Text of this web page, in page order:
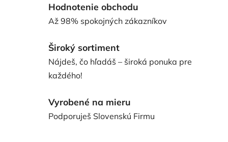
Hodnotenie obchodu
Až 98% spokojných zákazníkov
Široký sortiment
Nájdeš, čo hľadáš – široká ponuka pre
každého!
Vyrobené na mieru
Podporuješ Slovenskú Firmu